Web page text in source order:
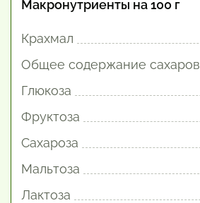
Макронутриенты на 100 г
Крахмал
Общее содержание сахаров
Глюкоза
Фруктоза
Сахароза
Мальтоза
Лактоза